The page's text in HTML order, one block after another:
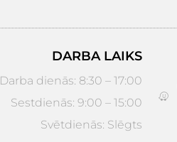
DARBA LAIKS
Darba dienās: 8:30 – 17:00
Sestdienās: 9:00 – 15:00
Svētdienās: Slēgts